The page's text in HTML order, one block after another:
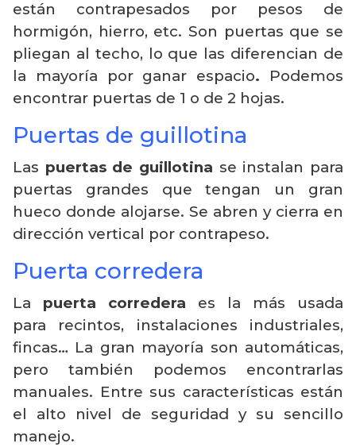
están contrapesados por pesos de
hormigón, hierro, etc. Son puertas que se
pliegan al techo, lo que las diferencian de
la mayoría por ganar espacio. Podemos
encontrar puertas de 1 o de 2 hojas.
Puertas de guillotina
Las puertas de guillotina se instalan para
puertas grandes que tengan un gran
hueco donde alojarse. Se abren y cierra en
dirección vertical por contrapeso.
Puerta corredera
La puerta corredera es la más usada
para recintos, instalaciones industriales,
fincas… La gran mayoría son automáticas,
pero también podemos encontrarlas
manuales. Entre sus características están
el alto nivel de seguridad y su sencillo
manejo.